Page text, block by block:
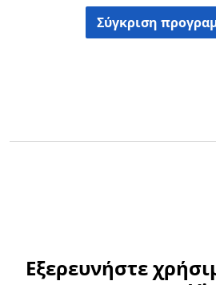
Σύγκριση
Εξερευνήστε